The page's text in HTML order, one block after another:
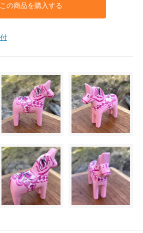
この商品を購入する